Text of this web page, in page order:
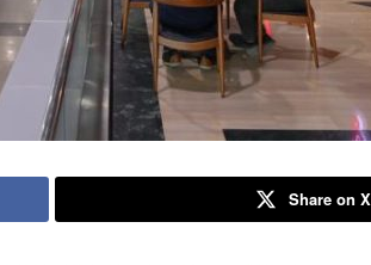
Share on X